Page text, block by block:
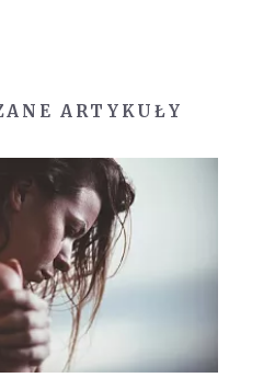
ARTYKUŁY